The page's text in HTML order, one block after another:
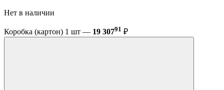
Нет в наличии
Коробка (картон) 1 шт — 19 30791 ₽